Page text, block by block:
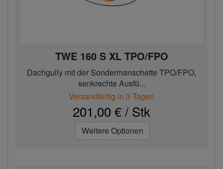
TWE 160 S XL TPO/FPO
Dachgully mit der Sondermanschette TPO/FPO,
senkrechte Ausfü...
Versandfertig in 3 Tagen
201,00 € / Stk
Weitere Optionen